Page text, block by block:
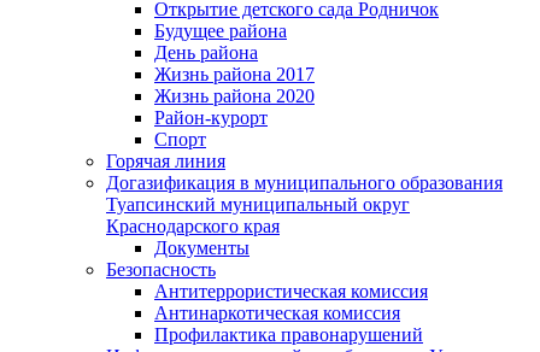
Открытие детского сада Родничок
Будущее района
День района
Жизнь района 2017
Жизнь района 2020
Район-курорт
Спорт
Горячая линия
Догазификация в муниципального образования
Туапсинский муниципальный округ
Краснодарского края
Документы
Безопасность
Антитеррористическая комиссия
Антинаркотическая комиссия
Профилактика правонарушений